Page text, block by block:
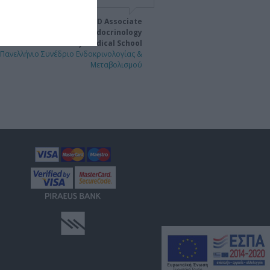
Mastorakos, MD PhD Associate
Professor of Endocrinology
Athens University Medical School
Συνέδριο Ενδοκρινολογίας &
Μεταβολισμού